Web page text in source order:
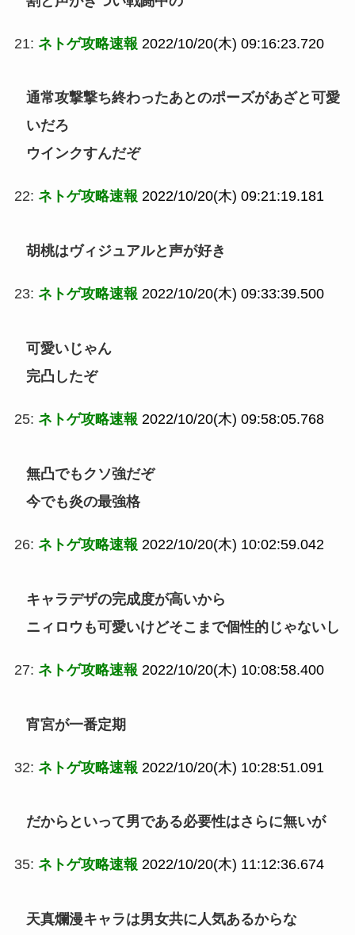
21: ネトゲ攻略速報 2022/10/20(木) 09:16:23.720
通常攻撃撃ち終わったあとのポーズがあざと可愛
いだろ
ウインクすんだぞ
22: ネトゲ攻略速報 2022/10/20(木) 09:21:19.181
胡桃はヴィジュアルと声が好き
23: ネトゲ攻略速報 2022/10/20(木) 09:33:39.500
可愛いじゃん
完凸したぞ
25: ネトゲ攻略速報 2022/10/20(木) 09:58:05.768
無凸でもクソ強だぞ
今でも炎の最強格
26: ネトゲ攻略速報 2022/10/20(木) 10:02:59.042
キャラデザの完成度が高いから
ニィロウも可愛いけどそこまで個性的じゃないし
27: ネトゲ攻略速報 2022/10/20(木) 10:08:58.400
宵宮が一番定期
32: ネトゲ攻略速報 2022/10/20(木) 10:28:51.091
だからといって男である必要性はさらに無いが
35: ネトゲ攻略速報 2022/10/20(木) 11:12:36.674
天真爛漫キャラは男女共に人気あるからな